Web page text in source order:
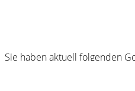
Sie haben aktuell folgenden